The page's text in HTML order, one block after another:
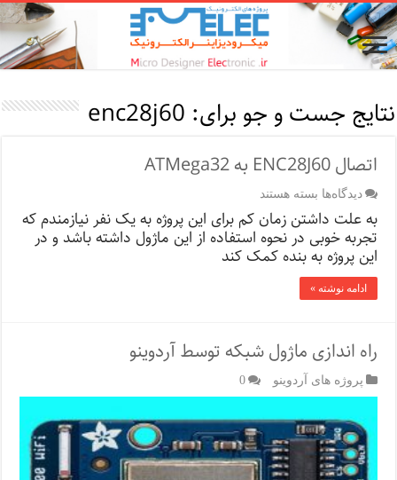
نتایج جست و جو برای: enc28j60
اتصال ENC28J60 به ATMega32
دیدگاه‌ها برای
ENC28J60
به
ATMega32
بسته هستند
به علت داشتن زمان کم برای این پروژه به یک نفر نیازمندم که
تجربه خوبی در نحوه استفاده از این ماژول داشته باشد و در
این پروژه به بنده کمک کند
ادامه نوشته »
راه اندازی ماژول شبکه توسط آردوینو
پروژه های آردوینو 0